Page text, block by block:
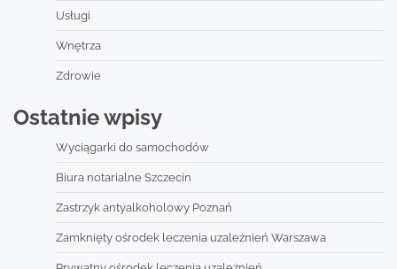
Usługi
Wnętrza
Zdrowie
Ostatnie wpisy
Wyciągarki do samochodów
Biura notarialne Szczecin
Zastrzyk antyalkoholowy Poznań
Zamknięty ośrodek leczenia uzależnień Warszawa